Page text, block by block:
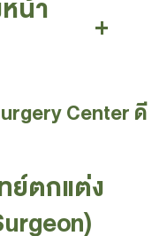
น้า
+
Center ดี
ย์ตกแต่ง